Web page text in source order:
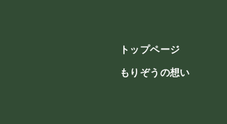
トップページ
もりぞうの想い